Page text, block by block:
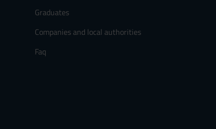
Graduates
Companies and local authorities
Faq